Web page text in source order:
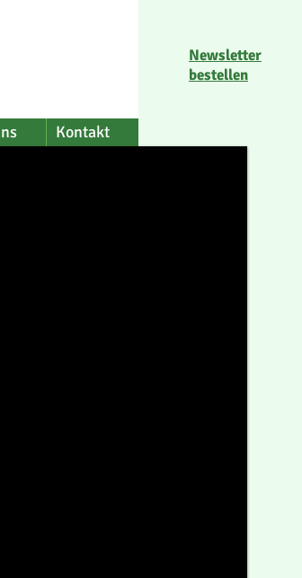
Newsletter
bestellen
Kontakt